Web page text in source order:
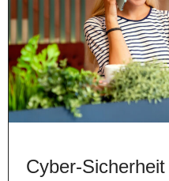
Cyber-